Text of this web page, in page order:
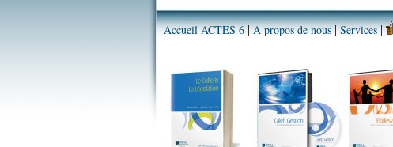
Accueil ACTES 6 |A propos de nous |Services |